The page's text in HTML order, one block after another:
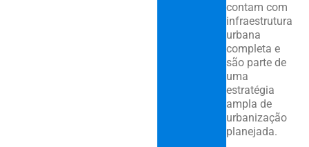
contam com
infraestrutura
urbana
completa e
são parte de
uma
estratégia
ampla de
urbanização
planejada.